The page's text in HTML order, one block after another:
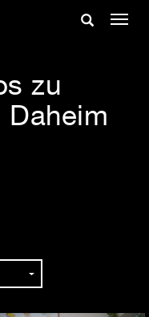
Suche
zu
Daheim